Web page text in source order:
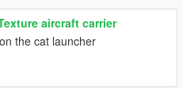
aircraft carrier
the cat launcher